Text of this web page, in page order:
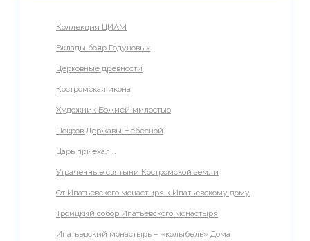
Коллекция ЦИАМ
Вклады бояр Годуновых
Церковные древности
Костромская икона
Художник Божией милостью
Покров Державы Небесной
Царь приехал...
Утраченные святыни Костромской земли
От Ипатьевского монастыря к Ипатьевскому дому
Троицкий собор Ипатьевского монастыря
Ипатьевский монастырь – «колыбель» Дома